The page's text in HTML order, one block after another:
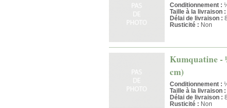
Conditionnement :
Taille à la livraison :
Délai de livraison :
Rusticité : Non
Kumquatine -
cm)
Conditionnement :
Taille à la livraison :
Délai de livraison :
Rusticité : Non